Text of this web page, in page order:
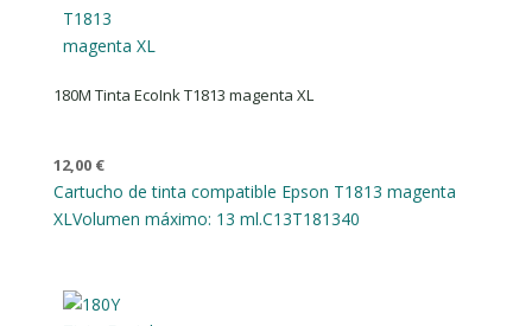
180M Tinta EcoInk T1813 magenta XL
12,00 €
Cartucho de tinta compatible Epson T1813 magenta
XLVolumen máximo: 13 ml.C13T181340